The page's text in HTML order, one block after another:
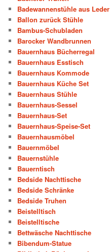
Badewannenstühle aus Leder
Ballon zurück Stühle
Bambus-Schubladen
Barocker Wandbrunnen
Bauernhaus Bücherregal
Bauernhaus Esstisch
Bauernhaus Kommode
Bauernhaus Küche Set
Bauernhaus Stühle
Bauernhaus-Sessel
Bauernhaus-Set
Bauernhaus-Speise-Set
Bauernhausmöbel
Bauernmöbel
Bauernstühle
Bauerntisch
Bedside Nachttische
Bedside Schränke
Bedside Truhen
Beistelltisch
Beistelltische
Bettwäsche Nachttische
Bibendum-Statue